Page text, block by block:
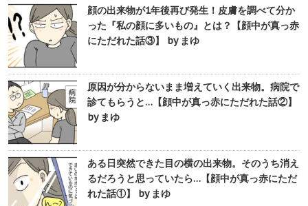
顔の出来物が1年後再び発生！皮膚を調べて分か
った『私の顔に多いもの』とは？【顔中が真っ赤
にただれた話③】 by まゆ
原因が分からないまま増えていく出来物。病院で
診てもらうと…【顔中が真っ赤にただれた話②】
by まゆ
ある日突然できた目の横の出来物。そのうち消え
るだろうと思っていたら…【顔中が真っ赤にただ
れた話①】 by まゆ